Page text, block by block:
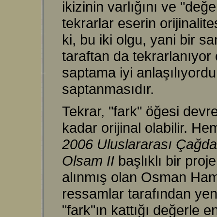
ikizinin varlığını ve
tekrarlar eserin
ki, bu iki olgu, yani bir
taraftan da tekrarlanıyor
saptama iyi
saptanmasıdır.
Tekrar, "fark" öğesi
kadar orijinal olabilir.
2006 Uluslararası
Olsam II başlıklı bir
alınmış olan Osman
ressamlar tarafından
"fark"ın kattığı değerle